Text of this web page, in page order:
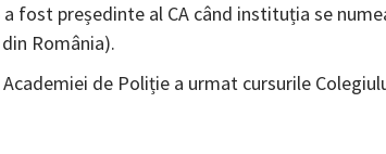
fost președinte al CA când instituția se
România).
de Poliție a urmat cursurile